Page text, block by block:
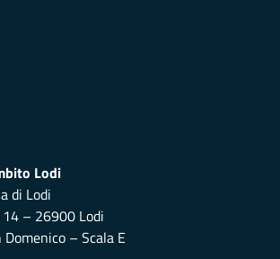
Lodi
di Lodi
– 26900 Lodi
Domenico – Scala E